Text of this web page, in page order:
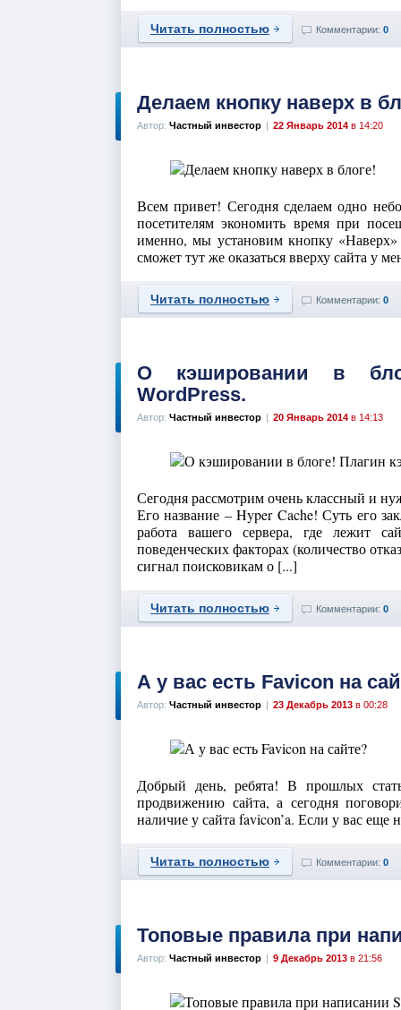
Читать полностью Комментарии: 0
Делаем кнопку наверх в
Автор: Частный инвестор | 22 Январь 2014 в 14:20
Всем привет! Сегодня сделаем одно
посетителям экономить время при
именно, мы установим кнопку «Наверх»
сможет тут же оказаться вверху сайта у
Читать полностью Комментарии: 0
О кэшировании в
WordPress.
Автор: Частный инвестор | 20 Январь 2014 в 14:13
Сегодня рассмотрим очень классный и
Его название – Hyper Cache! Суть его
работа вашего сервера, где лежит
поведенческих факторах (количество
сигнал поисковикам о [...]
Читать полностью Комментарии: 0
А у вас есть Favicon на
Автор: Частный инвестор | 23 Декабрь 2013 в 00:28
Добрый день, ребята! В прошлых
продвижению сайта, а сегодня
наличие у сайта favicon’a. Если у вас еще
Читать полностью Комментарии: 0
Топовые правила при
Автор: Частный инвестор | 9 Декабрь 2013 в 21:56